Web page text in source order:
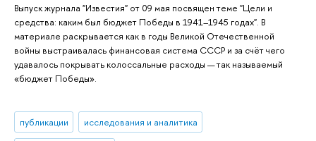
Выпуск журнала "Известия" от 09 мая посвящен теме "Цели и
средства: каким был бюджет Победы в 1941–1945 годах". В
материале раскрывается как в годы Великой Отечественной
войны выстраивалась финансовая система СССР и за счёт чего
удавалось покрывать колоссальные расходы — так называемый
«бюджет Победы».
публикации исследования и аналитика